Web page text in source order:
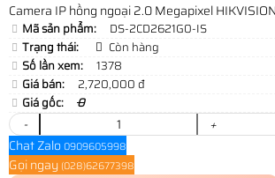
Camera IP hồng ngoại 2.0 Megapixel
Mã sản phẩm:
DS-2CD2621G0-IS
Trạng thái:
Còn hàng
Số lần xem:
1378
Giá bán:
2,720,000 đ
Giá gốc:
0
-
+
Chat Zalo 0909605998
Gọi ngay (028)62677398